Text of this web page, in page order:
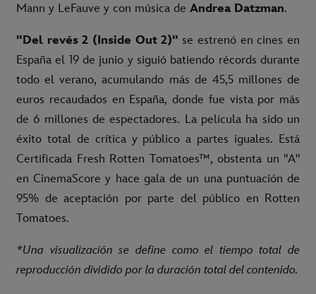
Mann y LeFauve y con música de Andrea Datzman.
"Del revés 2 (Inside Out 2)" se estrenó en cines en
España el 19 de junio y siguió batiendo récords durante
todo el verano, acumulando más de 45,5 millones de
euros recaudados en España, donde fue vista por más
de 6 millones de espectadores. La película ha sido un
éxito total de crítica y público a partes iguales. Está
Certificada Fresh Rotten Tomatoes™, obstenta un "A"
en CinemaScore y hace gala de un una puntuación de
95% de aceptación por parte del público en Rotten
Tomatoes.
*Una visualización se define como el tiempo total de
reproducción dividido por la duración total del contenido.